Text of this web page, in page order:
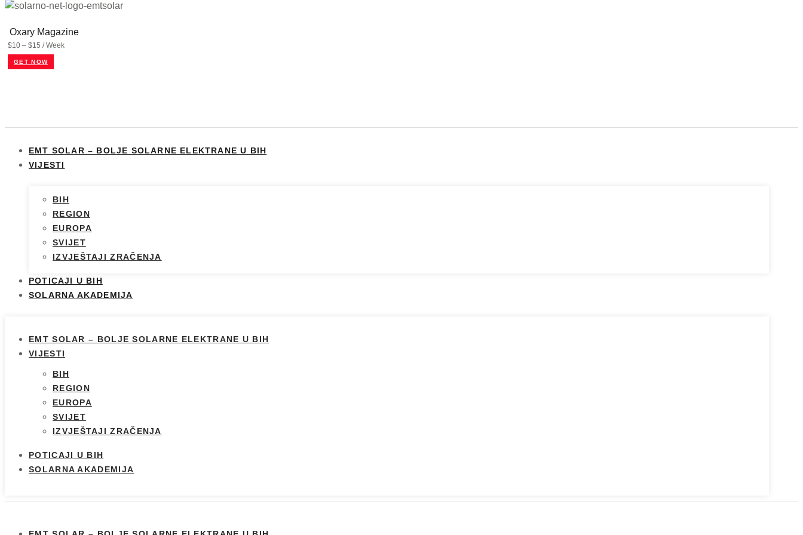
Oxary Magazine
$10 – $15 / Week
GET NOW
EMT SOLAR – BOLJE SOLARNE ELEKTRANE U BIH
VIJESTI
BIH
REGION
EUROPA
SVIJET
IZVJEŠTAJI ZRAČENJA
POTICAJI U BIH
SOLARNA AKADEMIJA
EMT SOLAR – BOLJE SOLARNE ELEKTRANE U BIH
VIJESTI
BIH
REGION
EUROPA
SVIJET
IZVJEŠTAJI ZRAČENJA
POTICAJI U BIH
SOLARNA AKADEMIJA